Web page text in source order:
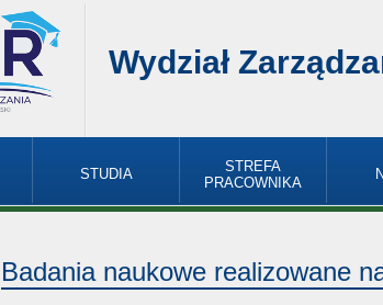
Wydział
STUDIA
STREFA
PRACOWNIKA
Badania naukowe realizowane